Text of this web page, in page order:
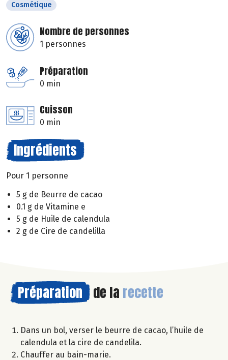
Cosmétique
Nombre de personnes
1 personnes
Préparation
0 min
Cuisson
0 min
Ingrédients
Pour 1 personne
5 g de Beurre de cacao
0.1 g de Vitamine e
5 g de Huile de calendula
2 g de Cire de candelilla
Préparation de la recette
Dans un bol, verser le beurre de cacao, l’huile de
calendula et la cire de candelila.
Chauffer au bain-marie.